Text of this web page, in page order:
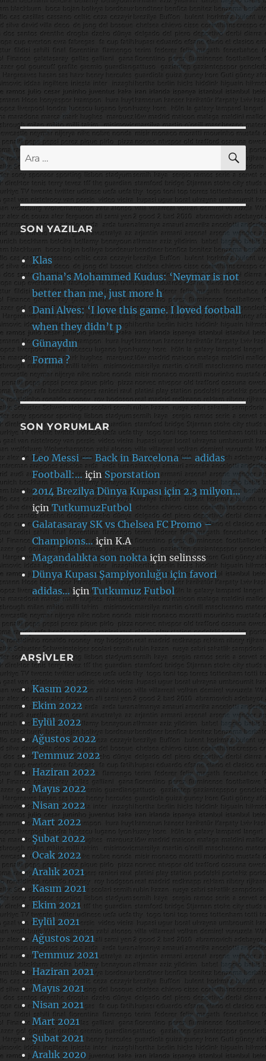
Ara:
SON YAZILAR
Klas
Ghana’s Mohammed Kudus: ‘Neymar is not
better than me, just more h
Dani Alves: ‘I love this game. I loved football
when they didn’t p
Günaydın
Forma ?
SON YORUMLAR
Leo Messi — Back in Barcelona — adidas
Football:…içinSporstation
2014 Brezilya Dünya Kupası için 2.3 milyon…
içinTutkumuzFutbol
Galatasaray SK vs Chelsea FC Promo –
Champions…içinK.A
Magandalıkta son nokta içinselinsss
Dünya Kupası Şampiyonluğu için favori
adidas…içinTutkumuz Futbol
ARŞIVLER
Kasım 2022
Ekim 2022
Eylül 2022
Ağustos 2022
Temmuz 2022
Haziran 2022
Mayıs 2022
Nisan 2022
Mart 2022
Şubat 2022
Ocak 2022
Aralık 2021
Kasım 2021
Ekim 2021
Eylül 2021
Ağustos 2021
Temmuz 2021
Haziran 2021
Mayıs 2021
Nisan 2021
Mart 2021
Şubat 2021
Aralık 2020